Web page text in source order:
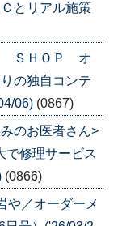
とリアル施策
ＳＨＯＰ オ
の独自コンテ
06) (0867)
のお医者さん>
修理サービス
(0866)
／オーダーメ